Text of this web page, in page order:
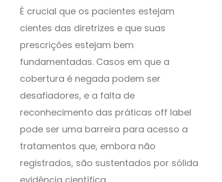
É crucial que os pacientes estejam
cientes das diretrizes e que suas
prescrições estejam bem
fundamentadas. Casos em que a
cobertura é negada podem ser
desafiadores, e a falta de
reconhecimento das práticas off label
pode ser uma barreira para acesso a
tratamentos que, embora não
registrados, são sustentados por sólida